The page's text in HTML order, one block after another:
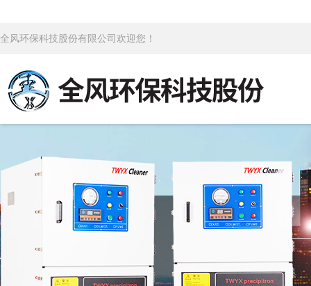
全风环保科技股份有限公司欢迎您！